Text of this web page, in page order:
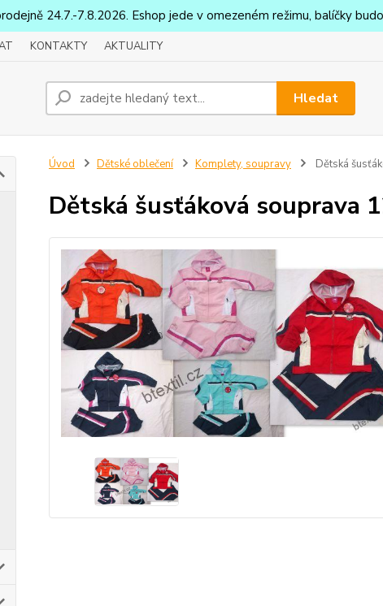
24.7.-7.8.2026. Eshop jede v omezeném režimu, balíčky
KONTAKTY AKTUALITY
Hledat
Úvod Dětské oblečení Komplety, soupravy Dětská
Dětská šusťáková souprava